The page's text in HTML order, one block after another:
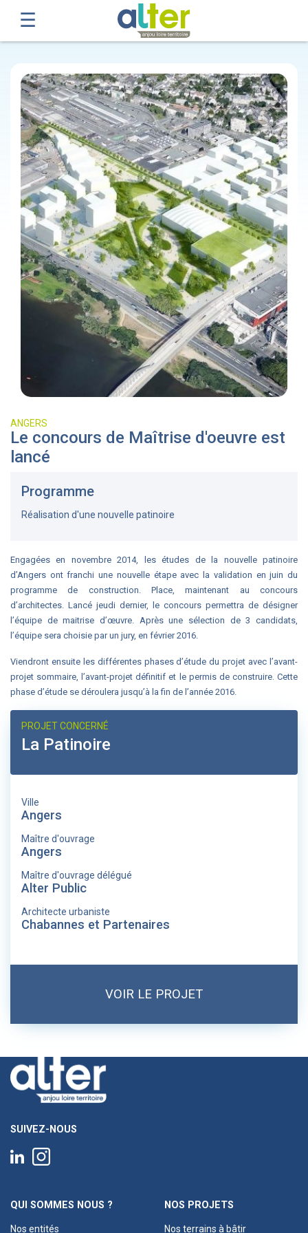
ANGERS
Le concours de Maîtrise d'oeuvre est
lancé
Programme
Réalisation d'une nouvelle patinoire
Engagées en novembre 2014, les études de la nouvelle patinoire
d’Angers ont franchi une nouvelle étape avec la validation en juin du
programme de construction. Place, maintenant au concours
d’architectes. Lancé jeudi dernier, le concours permettra de désigner
l’équipe de maitrise d’œuvre. Après une sélection de 3 candidats,
l’équipe sera choisie par un jury, en février 2016.
Viendront ensuite les différentes phases d’étude du projet avec l’avant-
projet sommaire, l’avant-projet définitif et le permis de construire. Cette
phase d’étude se déroulera jusqu’à la fin de l’année 2016.
PROJET CONCERNÉ
La Patinoire
Ville
Angers
Maître d'ouvrage
Angers
Maître d'ouvrage délégué
Alter Public
Architecte urbaniste
Chabannes et Partenaires
VOIR LE PROJET
SUIVEZ-NOUS
QUI SOMMES NOUS ?
Nos entités
NOS PROJETS
Nos terrains à bâtir